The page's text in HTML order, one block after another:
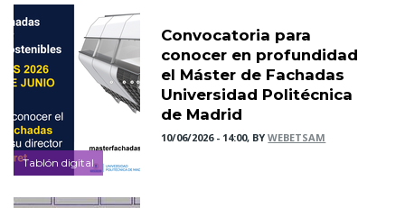
Tablón digital
Convocatoria para
conocer en profundidad
el Máster de Fachadas
Universidad Politécnica
de Madrid
10/06/2026 - 14:00, BYWEBETSAM